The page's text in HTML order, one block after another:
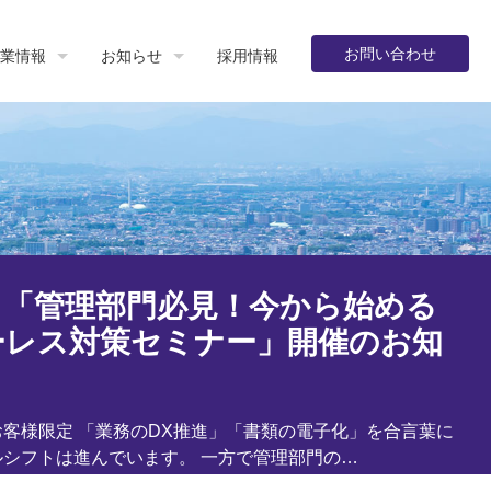
情報 お知らせ 採用情報 お問い合わせ
「管理部門必見！今から始める
ス対策セミナー」開催のお知
様限定 「業務のDX推進」「書類の電子化」を合言葉に
フトは進んでいます。 一方で管理部門の…